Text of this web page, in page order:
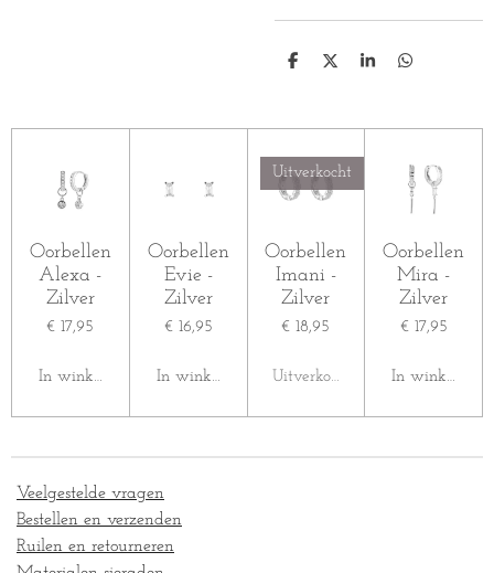
D
n
D
S
e
D
n
Oorbellen
Alexa -
Zilver
€ 17,95
In winkelwagen
Oorbellen
Evie -
Zilver
€ 16,95
In winkelwagen
Uitverkocht
Oorbellen
Imani -
Zilver
€ 18,95
Uitverkocht
Oorbellen
Mira -
Zilver
€ 17,95
In
Veelgestelde vragen
Bestellen en verzenden
Ruilen en retourneren